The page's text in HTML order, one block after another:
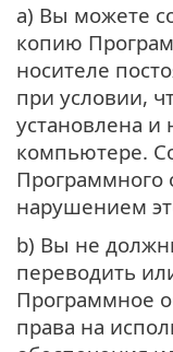
а) Вы можете
копию
носителе
при условии,
установлена и
компьютере.
Программного
нарушением
b) Вы не
переводить
Программное
права на